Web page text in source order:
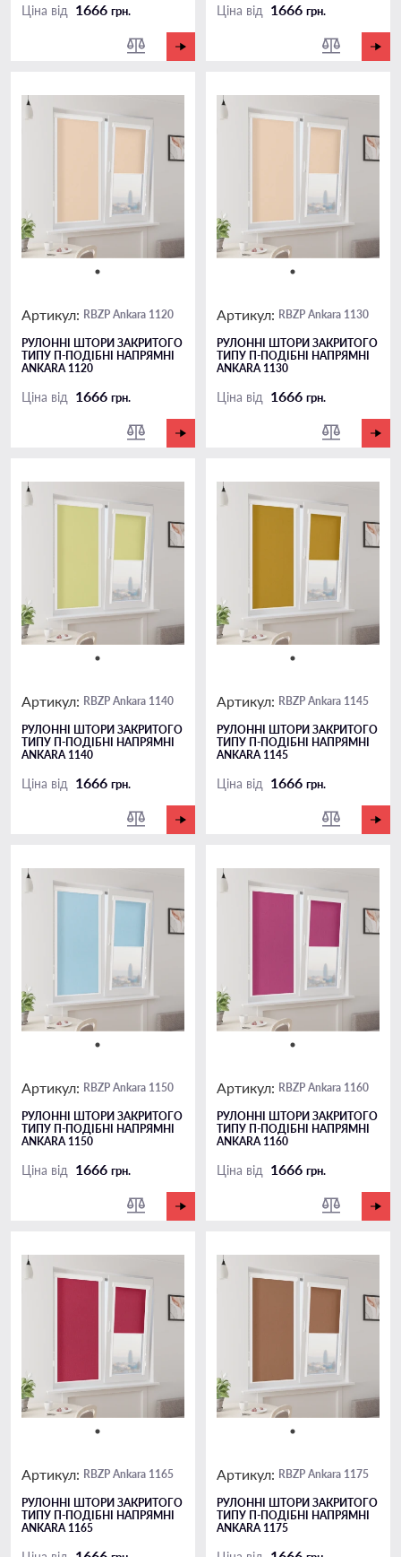
Ціна від 1666 грн. Ціна від 1666 грн.
Артикул: RBZP Ankara 1120
РУЛОННІ ШТОРИ ЗАКРИТОГО
ТИПУ П-ПОДIБНІ НАПРЯМНІ
ANKARA 1120
Ціна від 1666 грн.
Артикул: RBZP Ankara 1130
РУЛОННІ ШТОРИ ЗАКРИТОГО
ТИПУ П-ПОДIБНІ НАПРЯМНІ
ANKARA 1130
Ціна від 1666 грн.
Артикул: RBZP Ankara 1140
РУЛОННІ ШТОРИ ЗАКРИТОГО
ТИПУ П-ПОДIБНІ НАПРЯМНІ
ANKARA 1140
Ціна від 1666 грн.
Артикул: RBZP Ankara 1145
РУЛОННІ ШТОРИ ЗАКРИТОГО
ТИПУ П-ПОДIБНІ НАПРЯМНІ
ANKARA 1145
Ціна від 1666 грн.
Артикул: RBZP Ankara 1150
РУЛОННІ ШТОРИ ЗАКРИТОГО
ТИПУ П-ПОДIБНІ НАПРЯМНІ
ANKARA 1150
Ціна від 1666 грн.
Артикул: RBZP Ankara 1160
РУЛОННІ ШТОРИ ЗАКРИТОГО
ТИПУ П-ПОДIБНІ НАПРЯМНІ
ANKARA 1160
Ціна від 1666 грн.
Артикул: RBZP Ankara 1165
РУЛОННІ ШТОРИ ЗАКРИТОГО
ТИПУ П-ПОДIБНІ НАПРЯМНІ
ANKARA 1165
Артикул: RBZP Ankara 1175
РУЛОННІ ШТОРИ ЗАКРИТОГО
ТИПУ П-ПОДIБНІ НАПРЯМНІ
ANKARA 1175